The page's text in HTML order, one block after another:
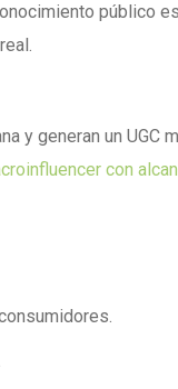
público
y generan un UGC
con